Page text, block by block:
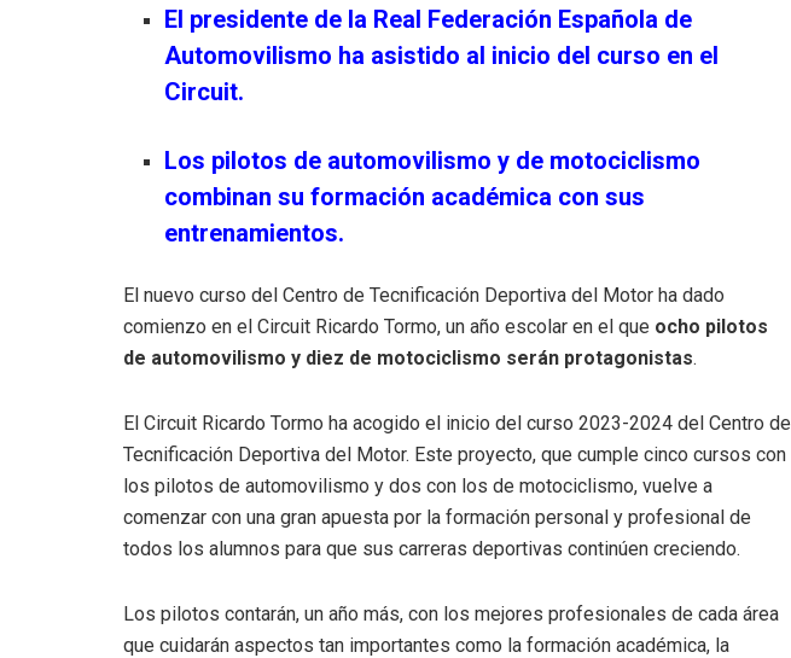
El presidente de la Real Federación Española de
Automovilismo ha asistido al inicio del curso en el
Circuit.
Los pilotos de automovilismo y de motociclismo
combinan su formación académica con sus
entrenamientos.
El nuevo curso del Centro de Tecnificación Deportiva del Motor ha dado
comienzo en el Circuit Ricardo Tormo, un año escolar en el que ocho pilotos
de automovilismo y diez de motociclismo serán protagonistas.
El Circuit Ricardo Tormo ha acogido el inicio del curso 2023-2024 del Centro de
Tecnificación Deportiva del Motor. Este proyecto, que cumple cinco cursos con
los pilotos de automovilismo y dos con los de motociclismo, vuelve a
comenzar con una gran apuesta por la formación personal y profesional de
todos los alumnos para que sus carreras deportivas continúen creciendo.
Los pilotos contarán, un año más, con los mejores profesionales de cada área
que cuidarán aspectos tan importantes como la formación académica, la